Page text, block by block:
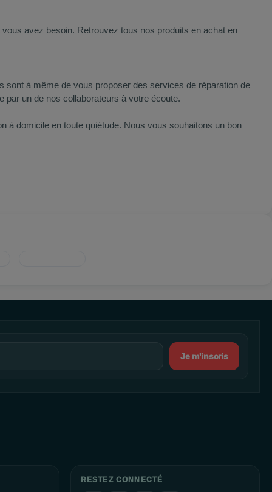
avez besoin. Retrouvez tous nos produits en achat en
sont à même de vous proposer des services de réparation de
par un de nos collaborateurs à votre écoute.
à domicile en toute quiétude. Nous vous souhaitons un bon
Je m'inscris
RESTEZ CONNECTÉ